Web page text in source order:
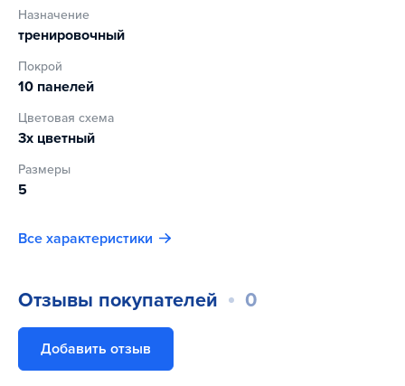
Назначение
тренировочный
Покрой
10 панелей
Цветовая схема
3х цветный
Размеры
5
Все характеристики
Отзывы покупателей 0
Добавить отзыв